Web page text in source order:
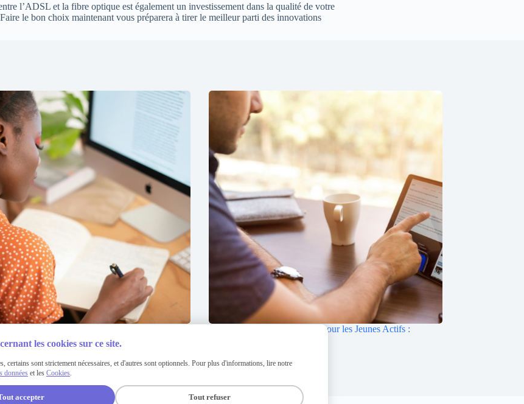
les cookies sur ce site.
certains sont strictement nécessaires, et d'autres sont optionnels. Pour plus d'informations, lire notre
données et les Cookies.
accepter Tout refuser
l’ADSL et la fibre optique est également un investissement dans la qualité de votre
le bon choix maintenant vous préparera à tirer le meilleur parti des innovations
2024
Le Regroupement de Crédits pour les Jeunes Actifs :
May 27, 2024